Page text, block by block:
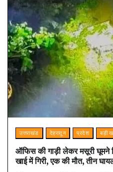
उत्तराखंड देहरादून प्रदेश बड़ी
ऑफिस की गाड़ी लेकर मसूरी घूमने
खाई में गिरी, एक की मौत, तीन